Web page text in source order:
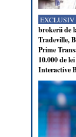
EXCLUSIV
brokerii de
Tradeville,
Prime
10.000 de
Interactive